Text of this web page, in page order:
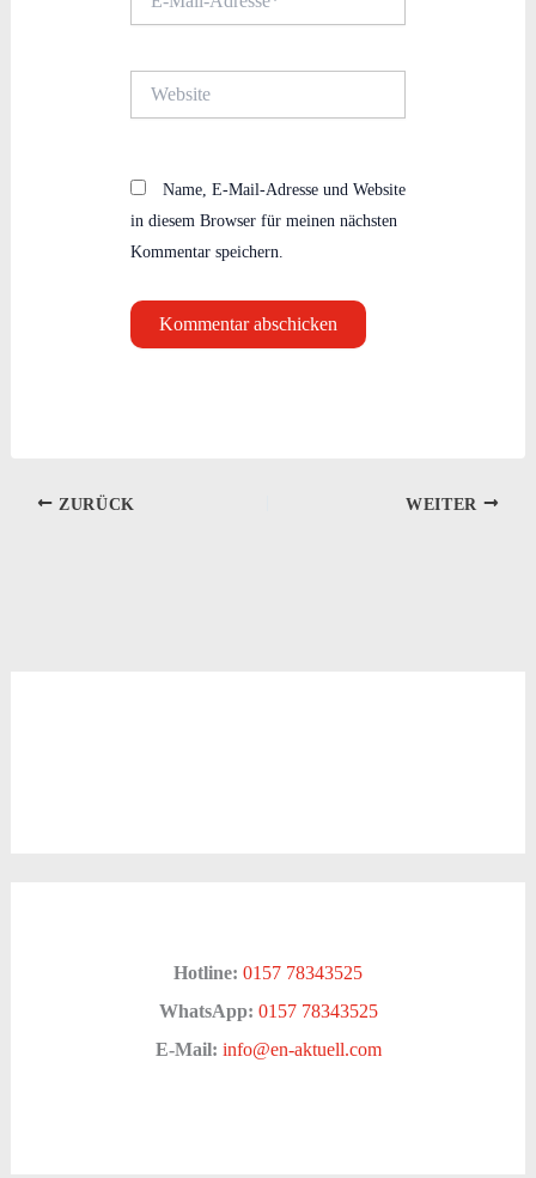
Mail-
Name, E-Mail-Adresse und Website
in diesem Browser für meinen nächsten
Kommentar speichern.
ZURÜCK WEITER
Hotline: 0157 78343525
WhatsApp: 0157 78343525
E-Mail: info@en-aktuell.com